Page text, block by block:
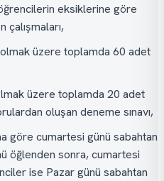
eksiklerine göre
üzere toplamda 60 adet
üzere toplamda 20 adet
oluşan deneme sınavı,
göre cumartesi günü sabahtan
öğlenden sonra, cumartesi
ise Pazar günü sabahtan